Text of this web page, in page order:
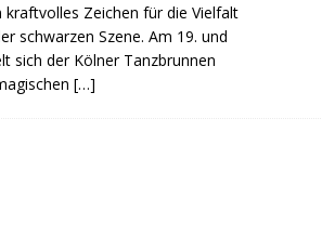
kraftvolles Zeichen für die Vielfalt
schwarzen Szene. Am 19. und
sich der Kölner Tanzbrunnen
[…]